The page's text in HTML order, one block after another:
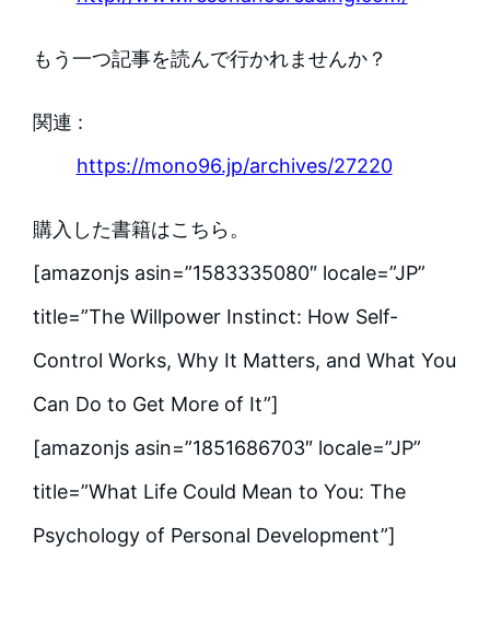
もう一つ記事を読んで行かれませんか？
関連 :
https://mono96.jp/archives/27220
購入した書籍はこちら。
[amazonjs asin=”1583335080″ locale=”JP”
title=”The Willpower Instinct: How Self-
Control Works, Why It Matters, and What You
Can Do to Get More of It”]
[amazonjs asin=”1851686703″ locale=”JP”
title=”What Life Could Mean to You: The
Psychology of Personal Development”]